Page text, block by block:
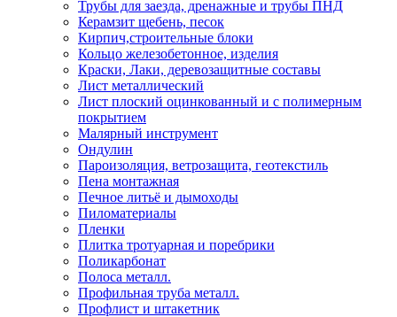
Трубы для заезда, дренажные и трубы ПНД
Керамзит щебень, песок
Кирпич,строительные блоки
Кольцо железобетонное, изделия
Краски, Лаки, деревозащитные составы
Лист металлический
Лист плоский оцинкованный и с полимерным
покрытием
Малярный инструмент
Ондулин
Пароизоляция, ветрозащита, геотекстиль
Пена монтажная
Печное литьё и дымоходы
Пиломатериалы
Пленки
Плитка тротуарная и поребрики
Поликарбонат
Полоса металл.
Профильная труба металл.
Профлист и штакетник